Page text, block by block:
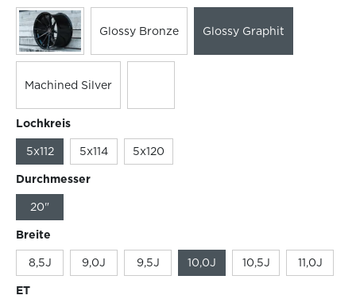
Glossy Bronze Glossy Graphit
Machined Silver
Lochkreis
5x112 5x114 5x120
Durchmesser
20"
Breite
8,5J 9,0J 9,5J 10,0J 10,5J 11,0J
ET